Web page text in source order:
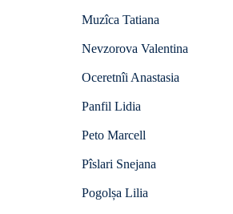
Muzîca Tatiana
Nevzorova Valentina
Oceretnîi Anastasia
Panfil Lidia
Peto Marcell
Pîslari Snejana
Pogolșa Lilia